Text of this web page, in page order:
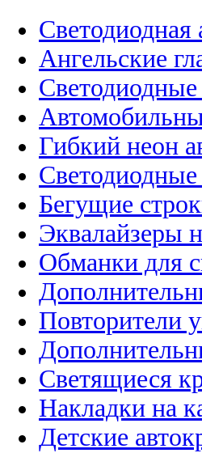
Светодиодная
Ангельские
Гибкий неон
Бегущие
Эквалайзеры
Обманки для
Повторители
Светящиеся
Накладки на
Детские